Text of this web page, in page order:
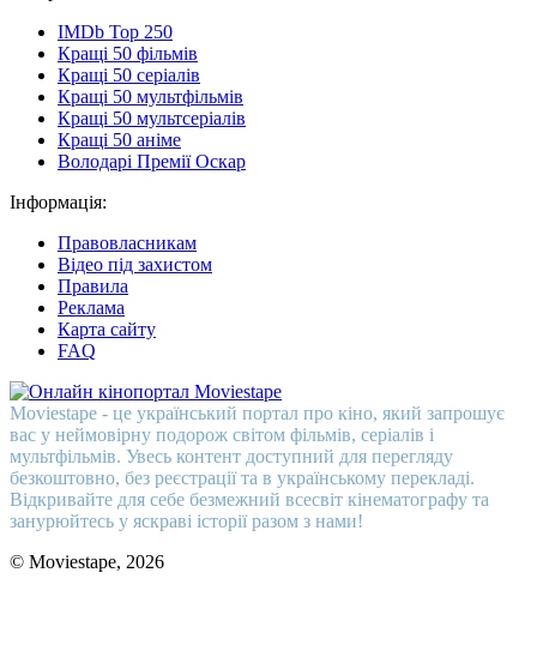
IMDb Top 250
Кращі 50 фільмів
Кращі 50 серіалів
Кращі 50 мультфільмів
Кращі 50 мультсеріалів
Кращі 50 аніме
Володарі Премії Оскар
Інформація:
Правовласникам
Відео під захистом
Правила
Реклама
Карта сайту
FAQ
Moviestape - це український портал про кіно, який запрошує
вас у неймовірну подорож світом фільмів, серіалів і
мультфільмів. Увесь контент доступний для перегляду
безкоштовно, без реєстрації та в українському перекладі.
Відкривайте для себе безмежний всесвіт кінематографу та
занурюйтесь у яскраві історії разом з нами!
© Moviestape, 2026